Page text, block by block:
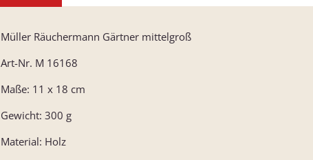
Müller Räuchermann Gärtner mittelgroß
Art-Nr. M 16168
Maße: 11 x 18 cm
Gewicht: 300 g
Material: Holz